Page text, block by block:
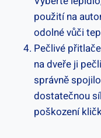
použití na
odolné vůči
Pečlivé
na dveře ji
správně
dostatečnou
poškození